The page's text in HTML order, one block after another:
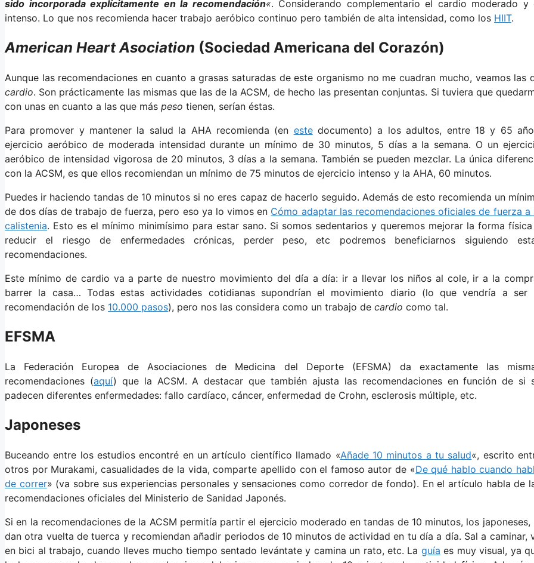
sido incorporada explícitamente en la recomendación«. Considerando complementario el cardio moderado y
intenso. Lo que nos recomienda hacer trabajo aeróbico continuo pero también de alta intensidad, como los HIIT.
American Heart Asociation (Sociedad Americana del Corazón)
Aunque las recomendaciones en cuanto a grasas saturadas de este organismo no me cuadran mucho, veamos las
cardio. Son prácticamente las mismas que las de la ACSM, de hecho las presentan conjuntas. Si tuviera que
con unas en cuanto a las que más peso tienen, serían éstas.
Para promover y mantener la salud la AHA recomienda (en estedocumento) a los adultos, entre 18 y 65
ejercicio aeróbico de moderada intensidad durante un mínimo de 30 minutos, 5 días a la semana. O un
aeróbico de intensidad vigorosa de 20 minutos, 3 días a la semana. También se pueden mezclar. La única
con la ACSM, es que ellos recomiendan un mínimo de 75 minutos de ejercicio intenso y la AHA, 60 minutos.
Puedes ir haciendo tandas de 10 minutos si no eres capaz de hacerlo seguido. Además de esto recomienda un
de dos días de trabajo de fuerza, pero eso ya lo vimos en Cómo adaptar las recomendaciones oficiales de fuerza a
calistenia. Esto es el mínimo minimísimo para estar sano. Si somos sedentarios y queremos mejorar la forma
reducir el riesgo de enfermedades crónicas, perder peso, etc podremos beneficiarnos siguiendo
recomendaciones.
Este mínimo de cardio va a parte de nuestro movimiento del día a día: ir a llevar los niños al cole, ir a la
barrer la casa… Todas estas actividades cotidianas supondrían el movimiento diario (lo que vendría a ser
recomendación de los 10.000 pasos), pero nos las considera como un trabajo de cardio como tal.
EFSMA
La Federación Europea de Asociaciones de Medicina del Deporte (EFSMA) da exactamente las
recomendaciones (aquí) que la ACSM. A destacar que también ajusta las recomendaciones en función de si
padecen diferentes enfermedades: fallo cardíaco, cáncer, enfermedad de Crohn, esclerosis múltiple, etc.
Japoneses
Buceando entre los estudios encontré en un artículo científico llamado «Añade 10 minutos a tu salud«, escrito
otros por Murakami, casualidades de la vida, comparte apellido con el famoso autor de «De qué hablo cuando
de correr» (va sobre sus experiencias personales y sensaciones como corredor de fondo). En el artículo habla de
recomendaciones oficiales del Ministerio de Sanidad Japonés.
Si en la recomendaciones de la ACSM permitía partir el ejercicio moderado en tandas de 10 minutos, los japoneses,
dan otra vuelta de tuerca y recomiendan añadir periodos de 10 minutos de actividad en tu día a día. Sal a caminar,
en bici al trabajo, cuando lleves mucho tiempo sentado levántate y camina un rato, etc. La guía es muy visual, ya